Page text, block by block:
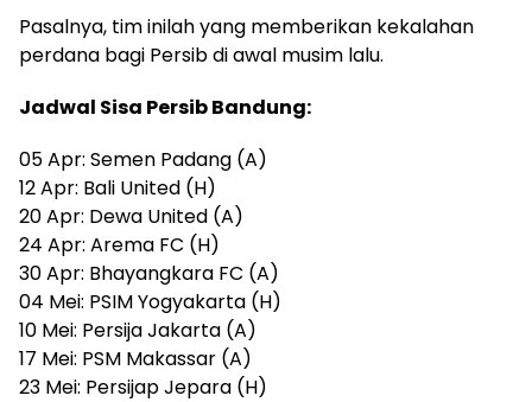
Pasalnya, tim inilah yang memberikan kekalahan
perdana bagi Persib di awal musim lalu.
Jadwal Sisa Persib Bandung:
05 Apr: Semen Padang (A)
12 Apr: Bali United (H)
20 Apr: Dewa United (A)
24 Apr: Arema FC (H)
30 Apr: Bhayangkara FC (A)
04 Mei: PSIM Yogyakarta (H)
10 Mei: Persija Jakarta (A)
17 Mei: PSM Makassar (A)
23 Mei: Persijap Jepara (H)